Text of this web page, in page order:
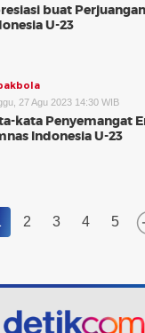
buat
U-23
27 Agu 2023 14:30 WIB
kata Penyemangat
Indonesia U-23
2 3 4 5